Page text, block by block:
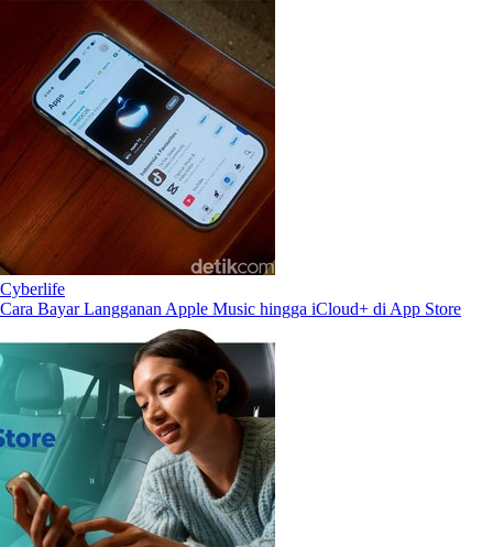
Cyberlife
Cara Bayar Langganan Apple Music hingga iCloud+ di App Store